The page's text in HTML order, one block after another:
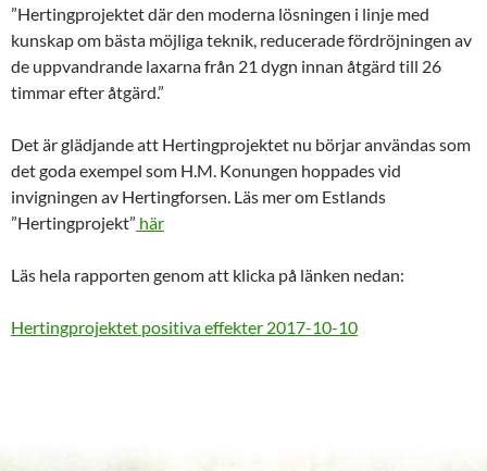
”Hertingprojektet där den moderna lösningen i linje med
kunskap om bästa möjliga teknik, reducerade fördröjningen av
de uppvandrande laxarna från 21 dygn innan åtgärd till 26
timmar efter åtgärd.”
Det är glädjande att Hertingprojektet nu börjar användas som
det goda exempel som H.M. Konungen hoppades vid
invigningen av Hertingforsen. Läs mer om Estlands
”Hertingprojekt” här
Läs hela rapporten genom att klicka på länken nedan:
Hertingprojektet positiva effekter 2017-10-10